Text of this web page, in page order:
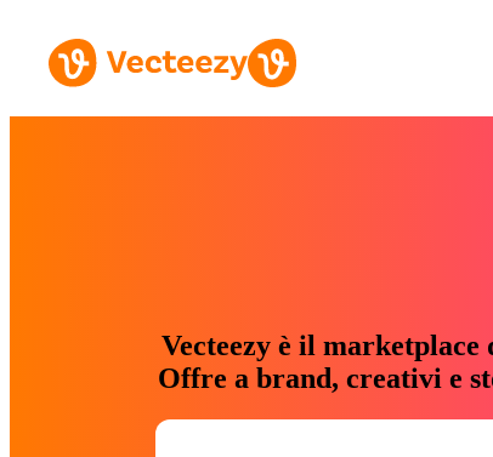
Vecteezy è il
Offre a brand, creativi e